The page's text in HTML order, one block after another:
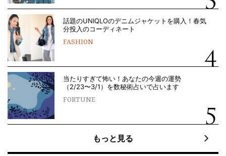
話題のUNIQLOのデニムジャケットを購入！春気
分投入のコーディネート
FASHION
当たりすぎて怖い！あなたの今週の運勢
（2/23〜3/1）を数秘術占いで占います
FORTUNE
もっと見る